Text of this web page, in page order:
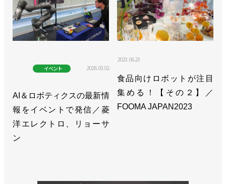
イベント 2026.03.02
AI＆ロボティクスの最新情
報をイベントで発信／菱
洋エレクトロ、リョーサ
ン
2023.06.23
食品向けロボットが注目
集める！【その２】／
FOOMA JAPAN2023